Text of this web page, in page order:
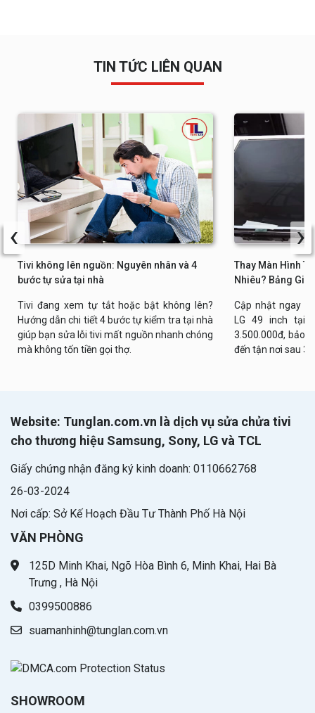
TIN TỨC LIÊN QUAN
Tivi không lên nguồn: Nguyên nhân và 4
bước tự sửa tại nhà
Tivi đang xem tự tắt hoặc bật không lên?
Hướng dẫn chi tiết 4 bước tự kiểm tra tại nhà
giúp bạn sửa lỗi tivi mất nguồn nhanh chóng
mà không tốn tiền gọi thợ.
Thay Màn Hình
Nhiêu? Bảng Giá
Cập nhật ngay
LG 49 inch tại
3.500.000đ, bảo
đến tận nơi sau
‹ ›
Website: Tunglan.com.vn là dịch vụ sửa chửa tivi
cho thương hiệu Samsung, Sony, LG và TCL
Giấy chứng nhận đăng ký kinh doanh: 0110662768
26-03-2024
Nơi cấp: Sở Kế Hoạch Đầu Tư Thành Phố Hà Nội
VĂN PHÒNG
125D Minh Khai, Ngõ Hòa Bình 6, Minh Khai, Hai Bà
Trưng , Hà Nội
0399500886
suamanhinh@tunglan.com.vn
SHOWROOM